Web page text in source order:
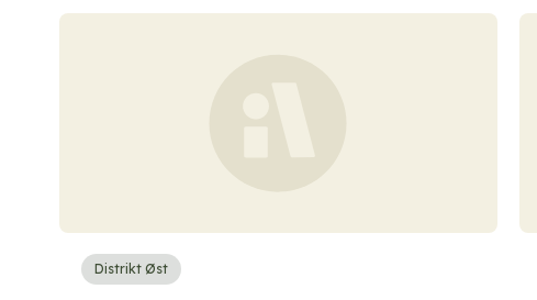
Distrikt Øst